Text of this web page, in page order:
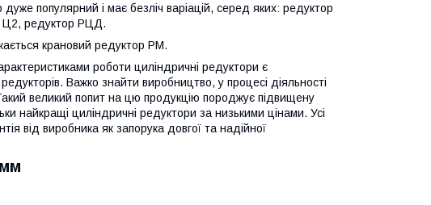
популярний і має безліч варіацій, серед яких: редуктор
Ц2, редуктор РЦД.
крановий редуктор РМ.
роботи циліндричні редуктори є
Важко знайти виробництво, у процесі діяльності
великий попит на цю продукцію породжує підвищену
найкращі циліндричні редуктори за низькими цінами. Усі
від виробника як запорука довгої та надійної